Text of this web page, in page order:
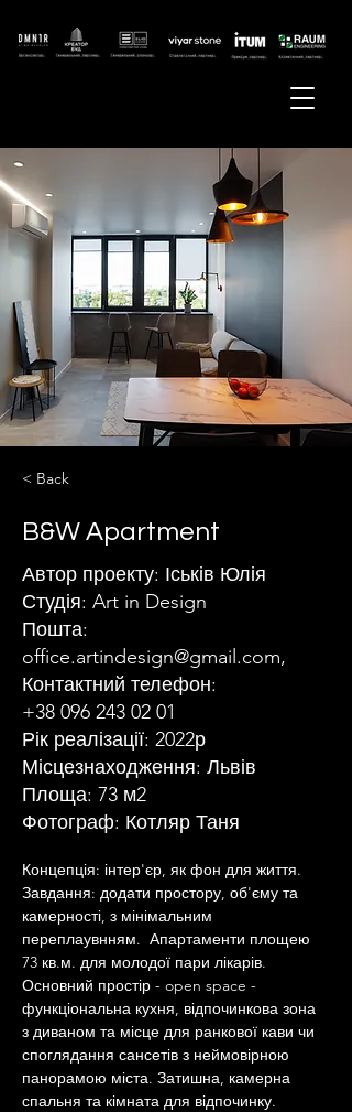
< Back
B&W Apartment
Автор проекту: Іськів Юлія
Студія: Art in Design
Пошта:
office.artindesign@gmail.com,
Контактний телефон:
+38 096 243 02 01
Рік реалізації: 2022р
Місцезнаходження: Львів
Площа: 73 м2
Фотограф: Котляр Таня
Концепція: інтер'єр, як фон для життя.
Завдання: додати простору, об'єму та
камерності, з мінімальним
переплаувнням.  Апартаменти площею
73 кв.м. для молодої пари лікарів.
Основний простір - open space -
функціональна кухня, відпочинкова зона
з диваном та місце для ранкової кави чи
споглядання сансетів з неймовірною
панорамою міста. Затишна, камерна
спальня та кімната для відпочинку.